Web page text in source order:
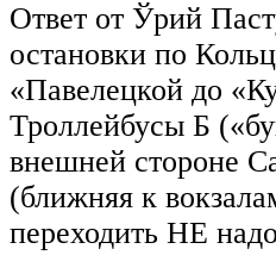
Ответ от Ўрий
остановки по
«Павелецкой до
Троллейбусы Б
внешней стороне
(ближняя к
переходить НЕ